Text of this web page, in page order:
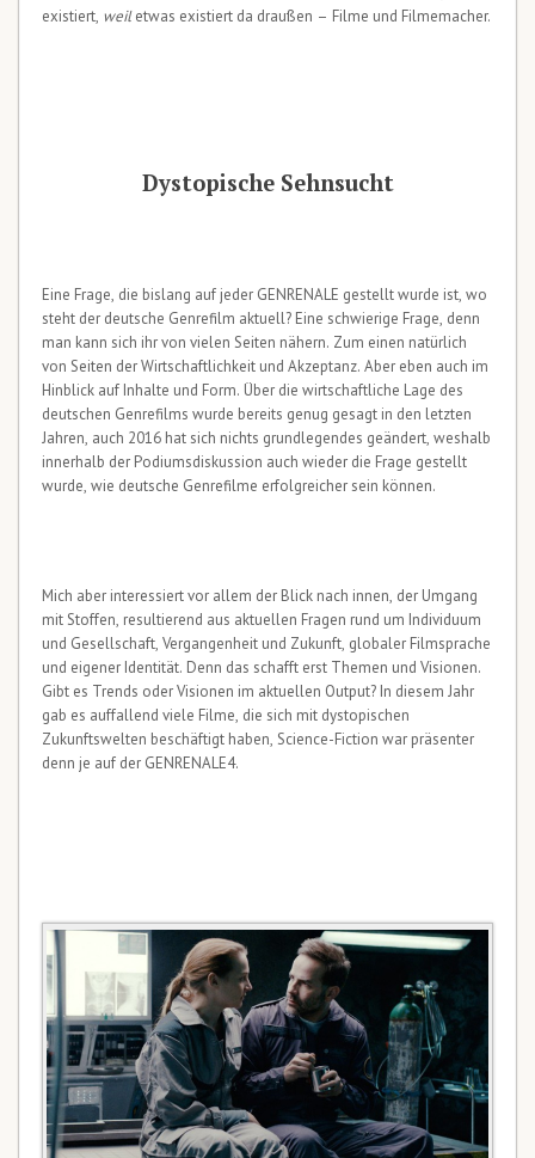
existiert, weiletwas existiert da draußen – Filme und Filmemacher.
Dystopische Sehnsucht
Eine Frage, die bislang auf jeder GENRENALE gestellt wurde ist, wo
steht der deutsche Genrefilm aktuell? Eine schwierige Frage, denn
man kann sich ihr von vielen Seiten nähern. Zum einen natürlich
von Seiten der Wirtschaftlichkeit und Akzeptanz. Aber eben auch im
Hinblick auf Inhalte und Form. Über die wirtschaftliche Lage des
deutschen Genrefilms wurde bereits genug gesagt in den letzten
Jahren, auch 2016 hat sich nichts grundlegendes geändert, weshalb
innerhalb der Podiumsdiskussion auch wieder die Frage gestellt
wurde, wie deutsche Genrefilme erfolgreicher sein können.
Mich aber interessiert vor allem der Blick nach innen, der Umgang
mit Stoffen, resultierend aus aktuellen Fragen rund um Individuum
und Gesellschaft, Vergangenheit und Zukunft, globaler Filmsprache
und eigener Identität. Denn das schafft erst Themen und Visionen.
Gibt es Trends oder Visionen im aktuellen Output? In diesem Jahr
gab es auffallend viele Filme, die sich mit dystopischen
Zukunftswelten beschäftigt haben, Science-Fiction war präsenter
denn je auf der GENRENALE4.